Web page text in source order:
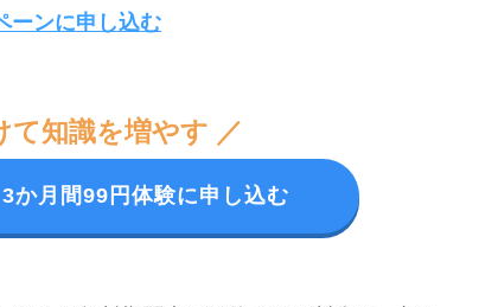
ーンに申し込む
て知識を増やす ／
月間99円体験に申し込む